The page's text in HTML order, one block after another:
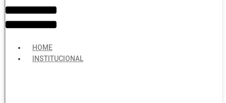
HOME
INSTITUCIONAL